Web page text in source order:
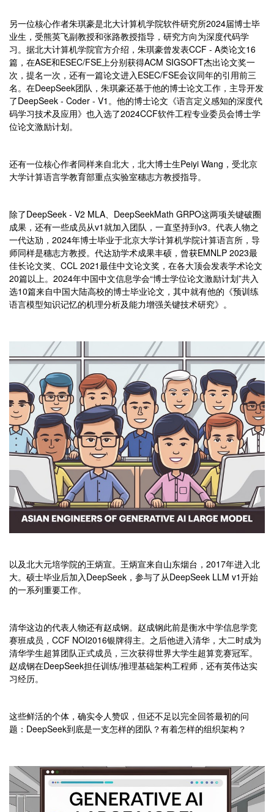
另一位核心作者朱琪豪是北大计算机学院软件研究所2024届博士毕
业生，受熊英飞副教授和张路教授指导，研究方向为深度代码学
习。据北大计算机学院官方介绍，朱琪豪曾发表CCF - A类论文16
篇，在ASE和ESEC/FSE上分别获得ACM SIGSOFT杰出论文奖一
次，提名一次，还有一篇论文进入ESEC/FSE会议同年的引用前三
名。在DeepSeek团队，朱琪豪还基于他的博士论文工作，主导开发
了DeepSeek - Coder - V1。他的博士论文《语言定义感知的深度代
码学习技术及应用》也入选了2024CCF软件工程专业委员会博士学
位论文激励计划。
还有一位核心作者同样来自北大，北大博士生Peiyi Wang，受北京
大学计算语言学教育部重点实验室穗志方教授指导。
除了DeepSeek - V2 MLA、DeepSeekMath GRPO这两项关键破圈
成果，还有一些成员从v1就加入团队，一直坚持到v3。代表人物之
一代达劢，2024年博士毕业于北京大学计算机学院计算语言所，导
师同样是穗志方教授。代达劢学术成果丰硕，曾获EMNLP 2023最
佳长论文奖、CCL 2021最佳中文论文奖，在各大顶会发表学术论文
20篇以上。2024年中国中文信息学会“博士学位论文激励计划”共入
选10篇来自中国大陆高校的博士毕业论文，其中就有他的《预训练
语言模型知识记忆的机理分析及能力增强关键技术研究》。
以及北大元培学院的王炳宣。王炳宣来自山东烟台，2017年进入北
大。硕士毕业后加入DeepSeek，参与了从DeepSeek LLM v1开始
的一系列重要工作。
清华这边的代表人物还有赵成钢。赵成钢此前是衡水中学信息学竞
赛班成员，CCF NOI2016银牌得主。之后他进入清华，大二时成为
清华学生超算团队正式成员，三次获得世界大学生超算竞赛冠军。
赵成钢在DeepSeek担任训练/推理基础架构工程师，还有英伟达实
习经历。
这些鲜活的个体，确实令人赞叹，但还不足以完全回答最初的问
题：DeepSeek到底是一支怎样的团队？有着怎样的组织架构？